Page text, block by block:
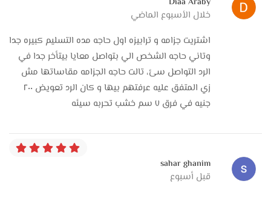
شخصي ومناسب لذوق اللي هيعيش فيه.
النقل والتركيب عندهم معمولين باحتراف. كل قطعة بتتغلف
كويس قبل ما تتحرك عشان توصل من غير خدوش، وبعدها بييجي
فريق تركيب شاطر يركّب كل حاجة بدقة سواء سرير، دولاب،
سفرة، أو ركنة. التركيب المظبوط بيفرق جداً في الشكل النهائي
وكمان Vitrine Furniture بيدّي ضمان على القطع، وده بيدي
للعريس والعروسة أمان إن الحاجة اللي جايبنها هتعيش وخامتها
محترمة.
خلال الأسبوع الماضي
اشتريت جزامه و ترابيزه اول حاجه مده التسليم كبيره جدا
وتاني حاجه الشخص الي بتواصل معايا بيتأخر جدا في
الرد التواصل سئ، تالت حاجه الجزامه مقاساتها مش
زي المتفق عليه عرفتهم بيها و كان الرد تعويض ٢٠٠
جنيه في فرق ٧ سم خشب تحربه سيئه
sahar ghanim
قبل أسبوع